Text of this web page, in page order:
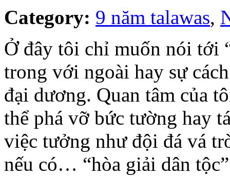
Category: 9 năm talawas,
Ở đây tôi chỉ muốn nói tới
trong với ngoài hay sự
đại dương. Quan tâm của
thể phá vỡ bức tường hay
việc tưởng như đội đá vá
nếu có… “hòa giải dân